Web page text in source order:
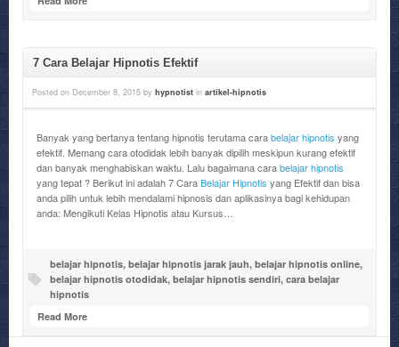
7 Cara Belajar Hipnotis Efektif
Posted on December 8, 2015 by hypnotist in artikel-hipnotis
Banyak yang bertanya tentang hipnotis terutama carabelajar hipnotis yang
efektif. Memang cara otodidak lebih banyak dipilih meskipun kurang efektif
dan banyak menghabiskan waktu. Lalu bagaimana carabelajar hipnotis
yang tepat ? Berikut ini adalah 7 CaraBelajar Hipnotis yang Efektif dan bisa
anda pilih untuk lebih mendalami hipnosis dan aplikasinya bagi kehidupan
anda: Mengikuti Kelas Hipnotis atau Kursus…
belajar hipnotis, belajar hipnotis jarak jauh, belajar hipnotis online,
belajar hipnotis otodidak, belajar hipnotis sendiri, cara belajar
hipnotis
Read More